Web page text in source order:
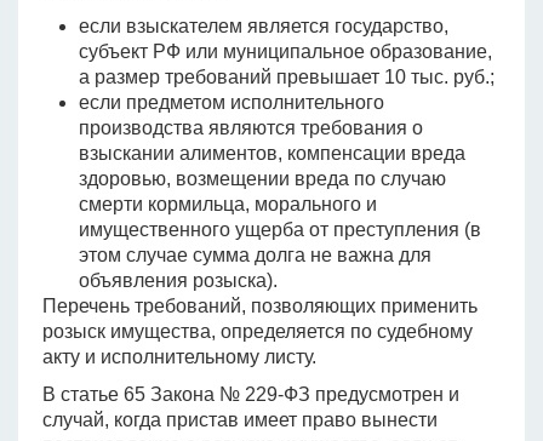
если взыскателем является государство,
субъект РФ или муниципальное образование,
а размер требований превышает 10 тыс. руб.;
если предметом исполнительного
производства являются требования о
взыскании алиментов, компенсации вреда
здоровью, возмещении вреда по случаю
смерти кормильца, морального и
имущественного ущерба от преступления (в
этом случае сумма долга не важна для
объявления розыска).
Перечень требований, позволяющих применить
розыск имущества, определяется по судебному
акту и исполнительному листу.
В статье 65 Закона № 229-ФЗ предусмотрен и
случай, когда пристав имеет право вынести